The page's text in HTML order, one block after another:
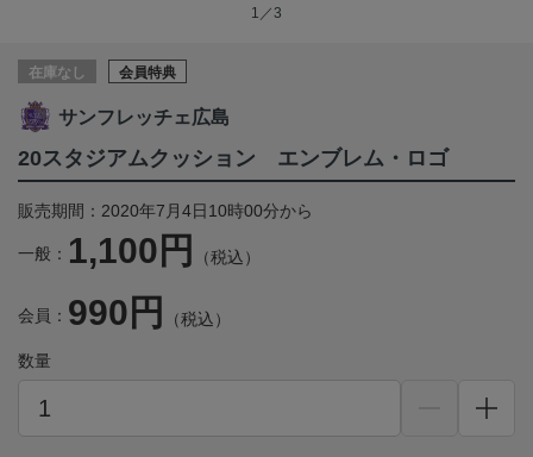
1／3
在庫なし 会員特典
サンフレッチェ広島
20スタジアムクッション エンブレム・ロゴ
販売期間：2020年7月4日10時00分から
一般： 1,100円 （税込）
会員： 990円 （税込）
数量